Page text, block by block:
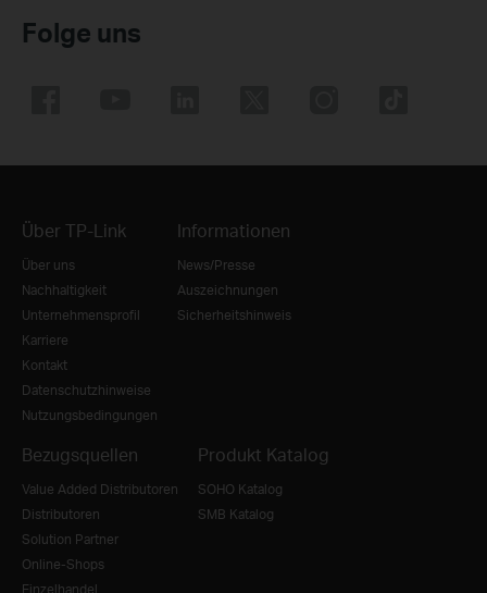
Folge uns
Über TP-Link
Über uns
Nachhaltigkeit
Unternehmensprofil
Karriere
Kontakt
Datenschutzhinweise
Nutzungsbedingungen
Informationen
News/Presse
Auszeichnungen
Sicherheitshinweis
Bezugsquellen
Value Added Distributoren
Distributoren
Solution Partner
Online-Shops
Einzelhandel
Produkt Katalog
SOHO Katalog
SMB Katalog